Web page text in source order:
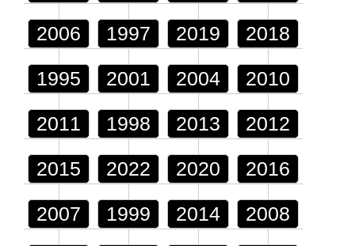
2006 1997 2019 2018
1995 2001 2004 2010
2011 1998 2013 2012
2015 2022 2020 2016
2007 1999 2014 2008